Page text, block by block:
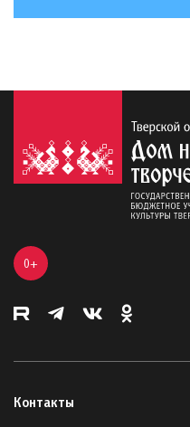
0+
Контакты